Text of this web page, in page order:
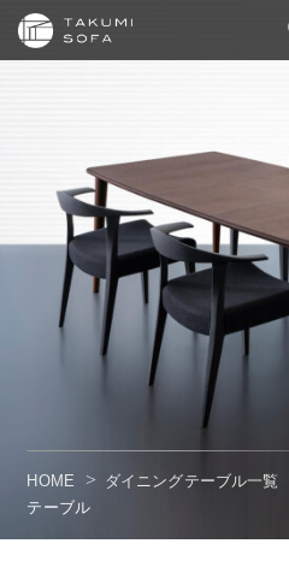
HOME ダイニングテーブル一覧
テーブル